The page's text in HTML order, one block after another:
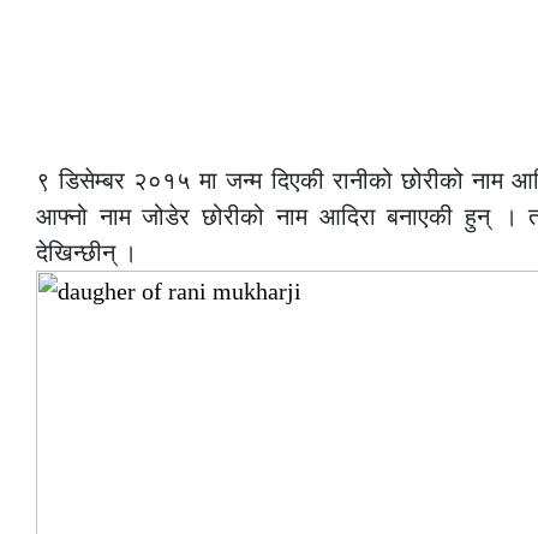
९ डिसेम्बर २०१५ मा जन्म दिएकी रानीको छोरीको नाम
आफ्नो नाम जोडेर छोरीको नाम आदिरा बनाएकी हुन् ।
देखिन्छीन् ।